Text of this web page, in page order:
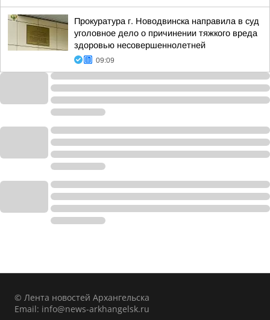
Прокуратура г. Новодвинска направила в суд
уголовное дело о причинении тяжкого вреда
здоровью несовершеннолетней
09:09
© Лента новостей Архангельска
Email: info@news-arkhangelsk.ru